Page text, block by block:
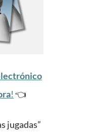
! 👈
jugadas”